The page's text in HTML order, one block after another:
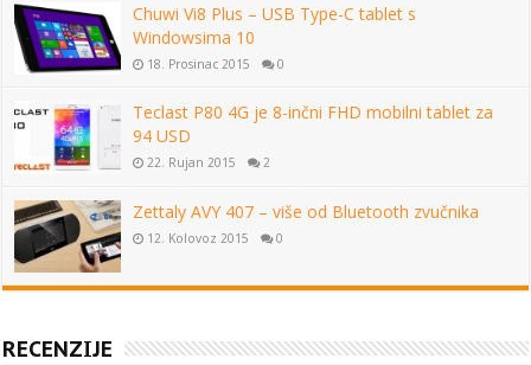
Chuwi Vi8 Plus – USB Type-C tablet s
Windowsima 10
18. Prosinac 2015 0
Teclast P80 4G je 8-inčni FHD mobilni tablet za
94 USD
22. Rujan 2015 2
Zettaly AVY 407 – više od Bluetooth zvučnika
12. Kolovoz 2015 0
RECENZIJE